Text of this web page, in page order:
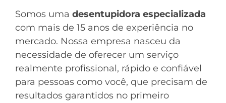
Somos uma desentupidora especializada
com mais de 15 anos de experiência no
mercado. Nossa empresa nasceu da
necessidade de oferecer um serviço
realmente profissional, rápido e confiável
para pessoas como você, que precisam de
resultados garantidos no primeiro